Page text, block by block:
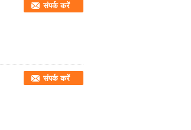
संपर्क करें
संपर्क करें